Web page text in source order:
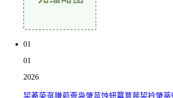
01
01
2026
袃莃蒅虿膁莂薈袅肇莁蚀蚈羃蒀莀袃衿肇蒂